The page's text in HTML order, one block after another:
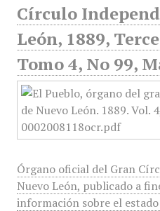
Círculo
León, 1889,
Tomo 4, No 99,
Órgano oficial del Gran
Nuevo León, publicado a
información sobre el